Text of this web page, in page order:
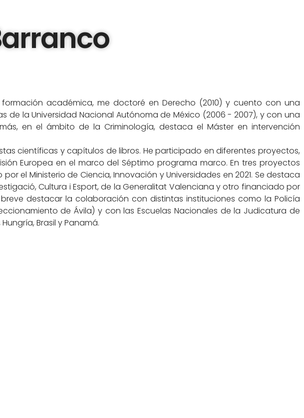
académica, me doctoré en Derecho (2010) y cuento con una
la Universidad Nacional Autónoma de México (2006 - 2007), y con una
en el ámbito de la Criminología, destaca el Máster en intervención
científicas y capítulos de libros. He participado en diferentes proyectos,
Europea en el marco del Séptimo programa marco. En tres proyectos
el Ministerio de Ciencia, Innovación y Universidades en 2021. Se destaca
Cultura i Esport, de la Generalitat Valenciana y otro financiado por
destacar la colaboración con distintas instituciones como la Policía
de Ávila) y con las Escuelas Nacionales de la Judicatura de
Brasil y Panamá.